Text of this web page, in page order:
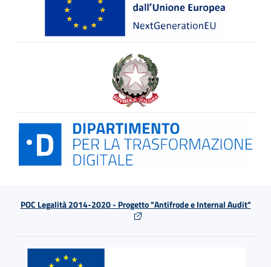
POC Legalità 2014-2020 - Progetto "Antifrode e Internal Audit"